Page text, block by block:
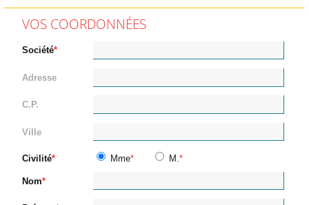
VOS COORDONNÉES
Société
Adresse
C.P.
Ville
Civilité Mme M.
Nom